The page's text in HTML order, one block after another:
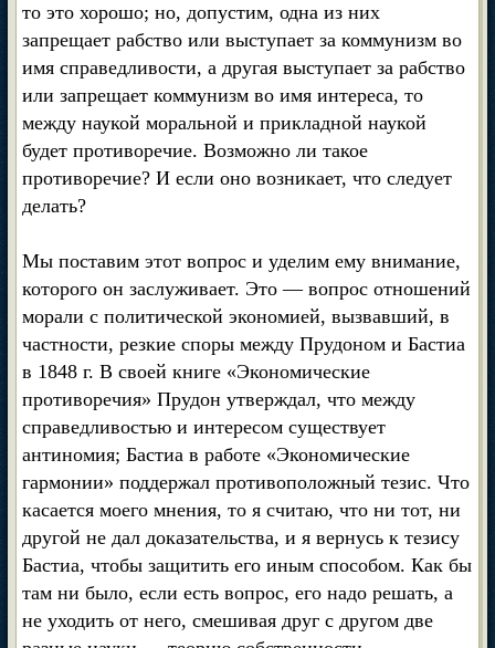
то это хорошо; но, допустим, одна из них
запрещает рабство или выступает за коммунизм во
имя справедливости, а другая выступает за рабство
или запрещает коммунизм во имя интереса, то
между наукой моральной и прикладной наукой
будет противоречие. Возможно ли такое
противоречие? И если оно возникает, что следует
делать?
Мы поставим этот вопрос и уделим ему внимание,
которого он заслуживает. Это — вопрос отношений
морали с политической экономией, вызвавший, в
частности, резкие споры между Прудоном и Бастиа
в 1848 г. В своей книге «Экономические
противоречия» Прудон утверждал, что между
справедливостью и интересом существует
антиномия; Бастиа в работе «Экономические
гармонии» поддержал противоположный тезис. Что
касается моего мнения, то я считаю, что ни тот, ни
другой не дал доказательства, и я вернусь к тезису
Бастиа, чтобы защитить его иным способом. Как бы
там ни было, если есть вопрос, его надо решать, а
не уходить от него, смешивая друг с другом две